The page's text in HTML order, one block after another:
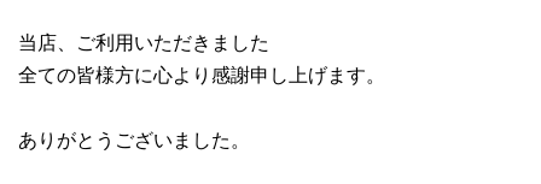
当店、ご利用いただきました
全ての皆様方に心より感謝申し上げます。
ありがとうございました。